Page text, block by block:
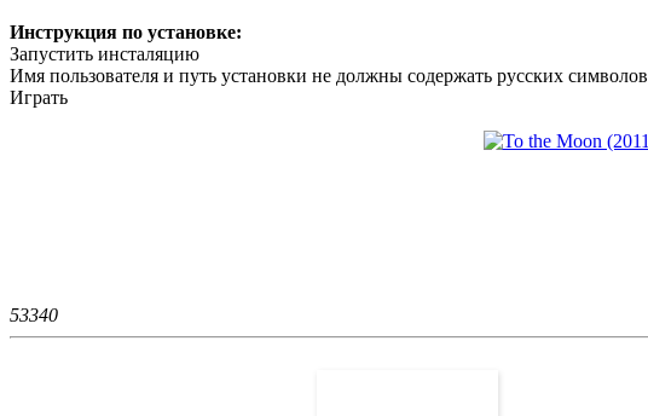
Инструкция по установке:
Запустить инсталяцию
Имя пользователя и путь установки не должны содержать русских символов
Играть
53340